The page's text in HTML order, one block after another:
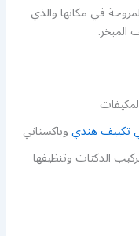
في مكانها والذي
تكييف هنديوباكستاني
الدكتات وتنظيفها